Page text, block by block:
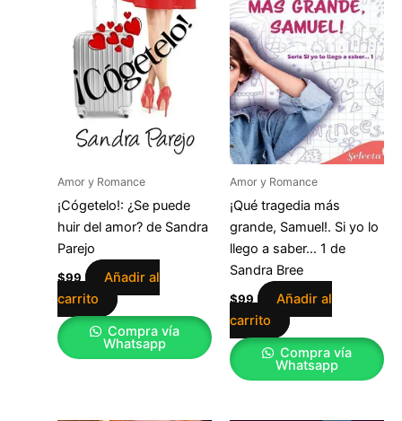
Amor y Romance
¡Cógetelo!: ¿Se puede
huir del amor? de Sandra
Parejo
$99
Añadir al
carrito
Compra vía
Whatsapp
Amor y Romance
¡Qué tragedia más
grande, Samuel!. Si yo lo
llego a saber… 1 de
Sandra Bree
$99
Añadir al
carrito
Compra vía
Whatsapp